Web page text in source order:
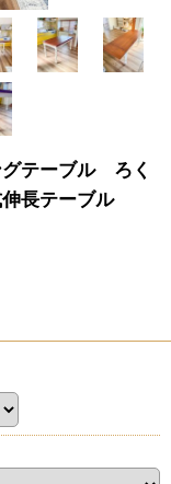
グテーブル ろく
長テーブル